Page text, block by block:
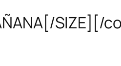
SIZE][/